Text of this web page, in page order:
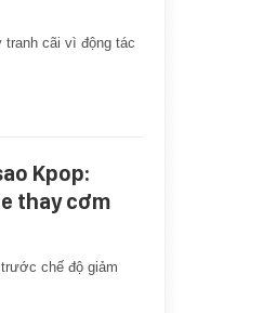
tranh cãi vì động tác
Kpop:
thay cơm
chế độ giảm